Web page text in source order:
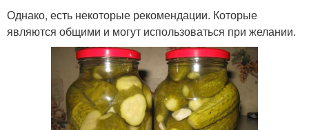
Однако, есть некоторые рекомендации. Которые
являются общими и могут использоваться при желании.